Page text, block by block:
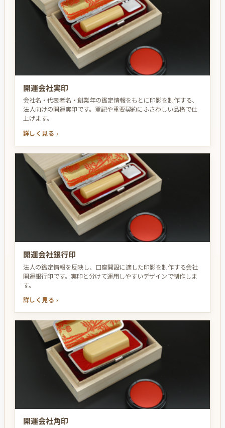
開運会社実印
会社名・代表者名・創業年の鑑定情報をもとに印影を制作する、
法人向けの開運実印です。登記や重要契約にふさわしい品格で仕
上げます。
詳しく見る ›
開運会社銀行印
法人の鑑定情報を反映し、口座開設に適した印影を制作する会社
開運銀行印です。実印と分けて運用しやすいデザインで制作しま
す。
詳しく見る ›
開運会社角印